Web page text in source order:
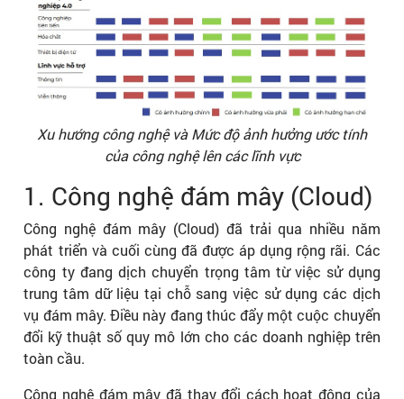
Xu hướng công nghệ và Mức độ ảnh hưởng ước tính
của công nghệ lên các lĩnh vực
1. Công nghệ đám mây (Cloud)
Công nghệ đám mây (Cloud) đã trải qua nhiều năm
phát triển và cuối cùng đã được áp dụng rộng rãi. Các
công ty đang dịch chuyển trọng tâm từ việc sử dụng
trung tâm dữ liệu tại chỗ sang việc sử dụng các dịch
vụ đám mây. Điều này đang thúc đẩy một cuộc chuyển
đổi kỹ thuật số quy mô lớn cho các doanh nghiệp trên
toàn cầu.
Công nghệ đám mây đã thay đổi cách hoạt động của